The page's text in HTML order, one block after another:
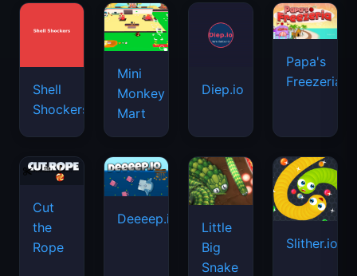
Shell
Shockers
Mini
Monkey
Mart
Diep.io
Papa's
Freezeria
Cut
the
Rope
Deeeep.io
Little
Big
Snake
Slither.io